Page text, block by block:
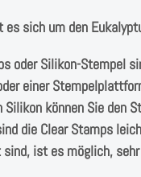
es sich um den
oder Silikon-Stempel
einer
Silikon können Sie den
die Clear Stamps
ist es möglich,